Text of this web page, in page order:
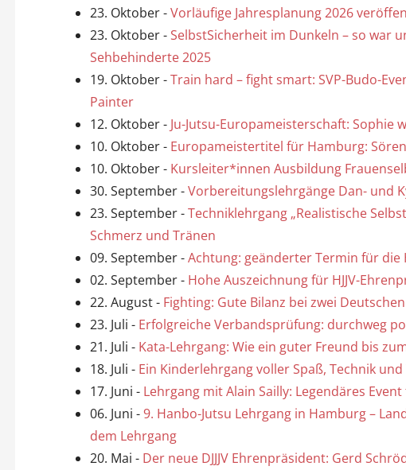
23. Oktober-Vorläufige Jahresplanung 2026
23. Oktober-SelbstSicherheit im Dunkeln – so war
Sehbehinderte 2025
19. Oktober-Train hard – fight smart: SVP-Budo-
Painter
12. Oktober- Ju-Jutsu-Europameisterschaft: Sophie
10. Oktober- Europameistertitel für Hamburg:
10. Oktober- Kursleiter*innen Ausbildung
30. September-Vorbereitungslehrgänge Dan- und
23. September-Techniklehrgang „Realistische
Schmerz und Tränen
09. September-Achtung: geänderter Termin für
02. September- Hohe Auszeichnung für HJJV-
22. August- Fighting: Gute Bilanz bei zwei
23. Juli - Erfolgreiche Verbandsprüfung: durchweg
21. Juli - Kata-Lehrgang: Wie ein guter Freund bis
18. Juli - Ein Kinderlehrgang voller Spaß, Technik
17. Juni - Lehrgang mit Alain Sailly: Legendäres
06. Juni -9. Hanbo-Jutsu Lehrgang in Hamburg –
dem Lehrgang
20. Mai - Der neue DJJJV Ehrenpräsident: Gerd